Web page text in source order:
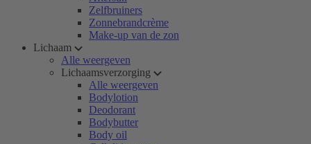
Zelfbruiners
Zonnebrandcrème
Make-up van de zon
Lichaam
Alle weergeven
Lichaamsverzorging
Alle weergeven
Bodylotion
Deodorant
Bodybutter
Body oil